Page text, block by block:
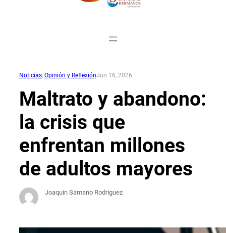
Noticias, Opinión y ReflexiónJun 16, 2026
Maltrato y abandono:
la crisis que
enfrentan millones
de adultos mayores
Joaquin Samano Rodriguez